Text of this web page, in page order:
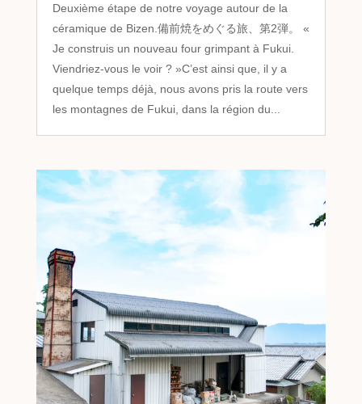
Deuxième étape de notre voyage autour de la
céramique de Bizen.備前焼をめぐる旅、第2弾。 «
Je construis un nouveau four grimpant à Fukui.
Viendriez-vous le voir ? »C’est ainsi que, il y a
quelque temps déjà, nous avons pris la route vers
les montagnes de Fukui, dans la région du...